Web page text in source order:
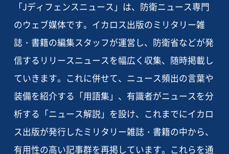
「Jディフェンスニュース」は、防衛ニュース専門
のウェブ媒体です。イカロス出版のミリタリー雑
誌・書籍の編集スタッフが運営し、防衛省などが発
信するリリースニュースを幅広く収集、随時掲載し
ていきます。これに併せて、ニュース頻出の言葉や
装備を紹介する「用語集」、有識者がニュースを分
析する「ニュース解説」を設け、これまでにイカロ
ス出版が発行したミリタリー雑誌・書籍の中から、
有用性の高い記事群を再掲しています。これらを通